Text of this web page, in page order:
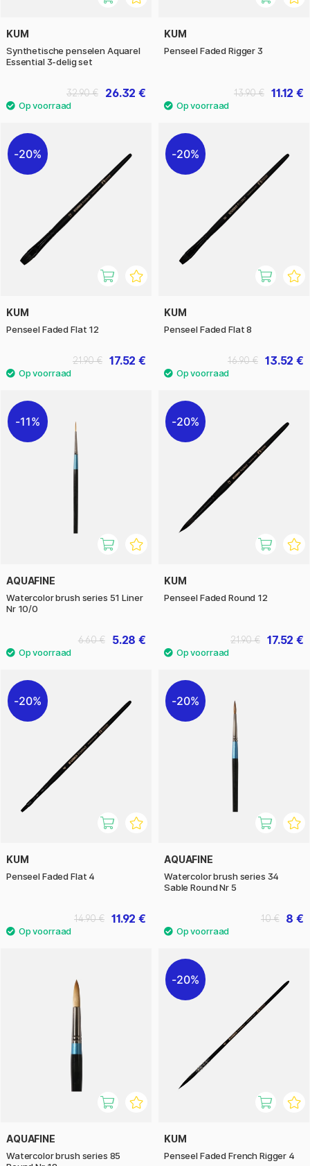
KUM
Synthetische penselen Aquarel
Essential 3-delig set
26.32 €
32.90 €
KUM
Penseel Faded Rigger 3
11.12 €
13.90 €
20%
KUM
Penseel Faded Flat 12
17.52 €
21.90 €
20%
KUM
Penseel Faded Flat 8
13.52 €
16.90 €
11%
AQUAFINE
Watercolor brush series 51 Liner
Nr 10/0
5.28 €
6.60 €
20%
KUM
Penseel Faded Round 12
17.52 €
21.90 €
20%
KUM
Penseel Faded Flat 4
11.92 €
14.90 €
20%
AQUAFINE
Watercolor brush series 34
Sable Round Nr 5
8 €
10 €
AQUAFINE
Watercolor brush series 85
20%
KUM
Penseel Faded French Rigger 4